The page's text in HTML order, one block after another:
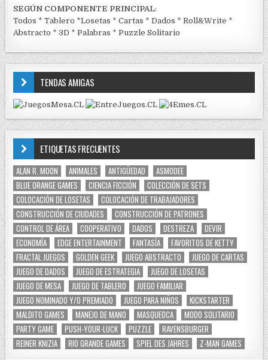
SEGÚN COMPONENTE PRINCIPAL:
Todos *Tablero *Losetas *Cartas *Dados *Roll&Write *
Abstracto *3D *Palabras *Puzzle Solitario
TENDAS AMIGAS
ETIQUETAS FRECUENTES
ALAN R. MOON ANIMALES ANTIGÜEDAD
ASMODEE
BLUE ORANGE GAMES
CIENCIA FICCIÓN
COLECCIÓN DE SETS
COLOCACIÓN DE LOSETAS
COLOCACIÓN DE TRABAJADORES
CONSTRUCCIÓN DE CIUDADES
CONSTRUCCIÓN DE PATRONES
CONTROL DE ÁREA
COOPERATIVO DADOS DESTREZA
DEVIR
ECONOMÍA
EDGE ENTERTAINMENT FANTASÍA
FAVORITOS DE KETTY
FRACTAL JUEGOS
GOLDEN GEEK JUEGO ABSTRACTO
JUEGO DE CARTAS
JUEGO DE DADOS
JUEGO DE ESTRATEGIA
JUEGO DE LOSETAS
JUEGO DE MESA
JUEGO DE TABLERO
JUEGO FAMILIAR
JUEGO NOMINADO Y/O PREMIADO
JUEGO PARA NIÑOS
KICKSTARTER
MALDITO GAMES
MANEJO DE MANO MASQUEOCA
MODO SOLITARIO
PARTY GAME
PUSH-YOUR-LUCK PUZZLE
RAVENSBURGER
REINER KNIZIA
RIO GRANDE GAMES SPIEL DES JAHRES Z-MAN GAMES